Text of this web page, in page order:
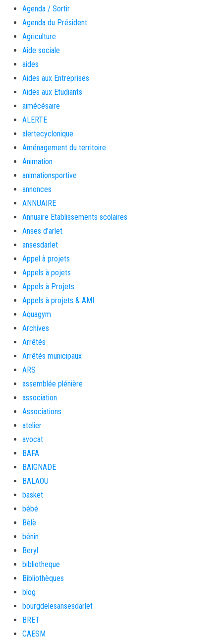
Agenda / Sortir
Agenda du Président
Agriculture
Aide sociale
aides
Aides aux Entreprises
Aides aux Etudiants
aimécésaire
ALERTE
alertecyclonique
Aménagement du territoire
Animation
animationsportive
annonces
ANNUAIRE
Annuaire Etablissements scolaires
Anses d'arlet
ansesdarlet
Appel à projets
Appels à pojets
Appels à Projets
Appels à projets & AMI
Aquagym
Archives
Arrêtés
Arrêtés municipaux
ARS
assemblée plénière
association
Associations
atelier
avocat
BAFA
BAIGNADE
BALAOU
basket
bébé
Bèlè
bénin
Beryl
bibliotheque
Bibliothèques
blog
bourgdelesansesdarlet
BRET
CAESM